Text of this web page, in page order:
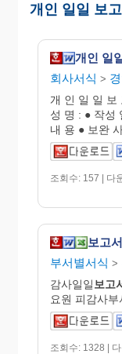
개인 일일 보
개인 일
회사서식 >
개 인 일 일 보
성 명 : ● 작성
내 용 ● 보완
조회수: 157 | 다
보고
부서별서식 >
감사일일 보고
요원 피감사
조회수: 1328 |